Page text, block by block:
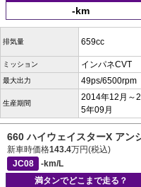
-km
排気量 659cc
ミッション インパネCVT
最大出力 49ps/6500rpm
生産期間
2014年12月～
5年09月
660 ハイウェイスターX アン
新車時価格143.4万円(税込)
JC08
-km/L
満タンでどこまで走る？